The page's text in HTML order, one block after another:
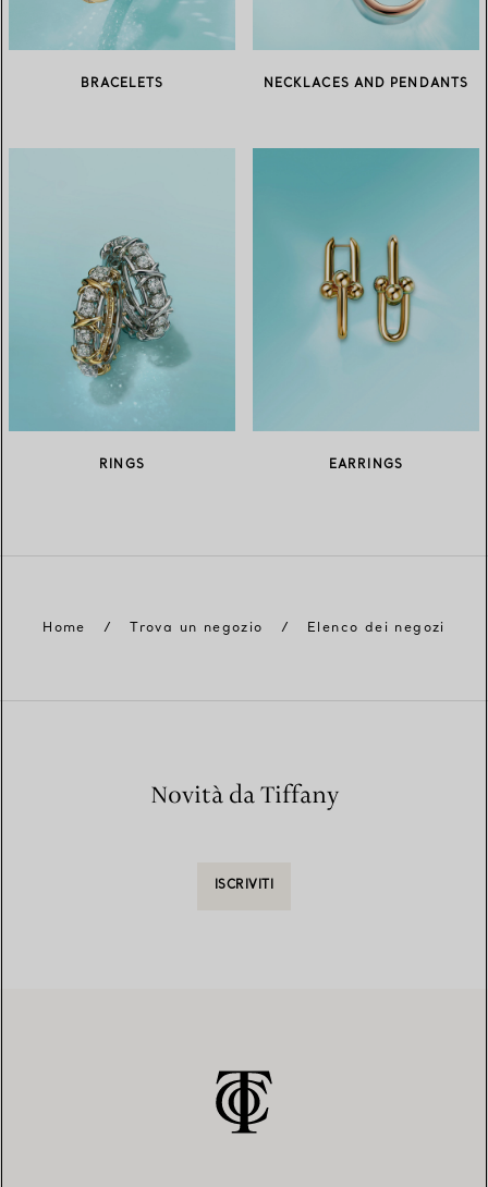
BRACELETS NECKLACES AND PENDANTS
RINGS EARRINGS
Home / Trova un negozio / Elenco dei negozi
Novità da Tiffany
ISCRIVITI